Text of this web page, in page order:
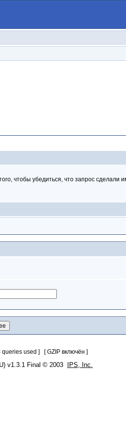
чтобы убедиться, что запрос
used ] [ GZIP включён ]
v1.3.1 Final © 2003 IPS, Inc.